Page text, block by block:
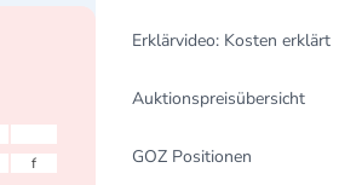
f
Erklärvideo: Kosten erklärt
Auktionspreisübersicht
GOZ Positionen